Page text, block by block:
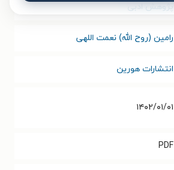
پژوهش ادبی
رامین (روح الله) نعمت اللهی
انتشارات هورین
۱۴۰۲/۰۱/۰۱
PDF